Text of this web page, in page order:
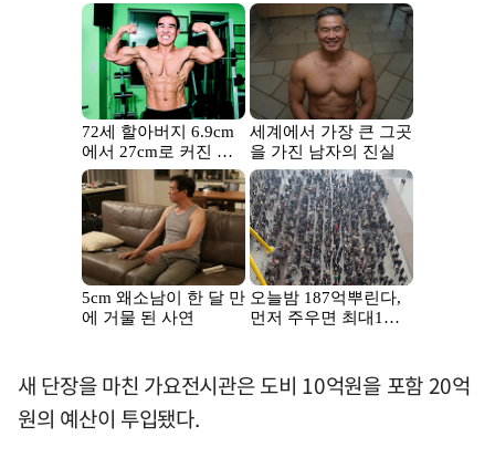
새 단장을 마친 가요전시관은 도비 10억원을 포함 20억
원의 예산이 투입됐다.